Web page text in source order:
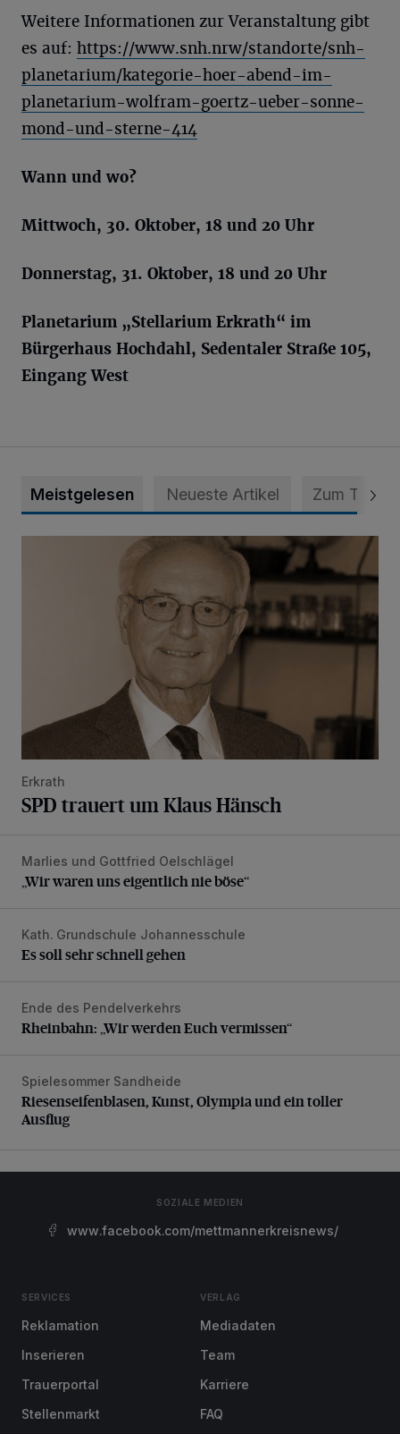
Weitere Informationen zur Veranstaltung gibt
es auf: https://www.snh.nrw/standorte/snh-
planetarium/kategorie-hoer-abend-im-
planetarium-wolfram-goertz-ueber-sonne-
mond-und-sterne-414
Wann und wo?
Mittwoch, 30. Oktober, 18 und 20 Uhr
Donnerstag, 31. Oktober, 18 und 20 Uhr
Planetarium „Stellarium Erkrath“ im
Bürgerhaus Hochdahl, Sedentaler Straße 105,
Eingang West
Meistgelesen Neueste Artikel Zum Thema
SPD trauert um Klaus Hänsch
Erkrath
SPD trauert um Klaus Hänsch
„Wir waren uns eigentlich nie böse“
Marlies und Gottfried Oelschlägel
„Wir waren uns eigentlich nie böse“
Es soll sehr schnell gehen
Kath. Grundschule Johannesschule
Es soll sehr schnell gehen
Rheinbahn: „Wir werden Euch vermissen“
Ende des Pendelverkehrs
Rheinbahn: „Wir werden Euch vermissen“
Riesenseifenblasen, Kunst, Olympia und ein toller Ausflug
Spielesommer Sandheide
Riesenseifenblasen, Kunst, Olympia und ein toller
Ausflug
SOZIALE MEDIEN
www.facebook.com/mettmannerkreisnews/
SERVICES
Reklamation
Inserieren
Trauerportal
Stellenmarkt
VERLAG
Mediadaten
Team
Karriere
FAQ